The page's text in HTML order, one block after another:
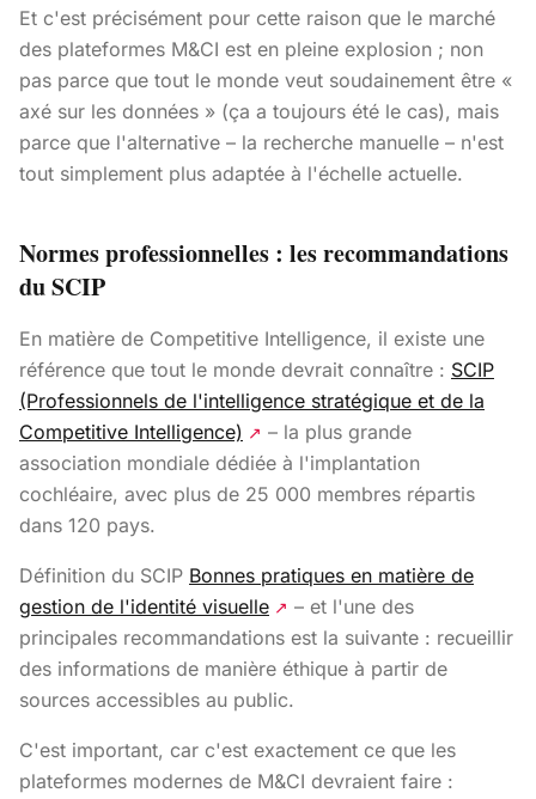
Et c'est précisément pour cette raison que le marché
des plateformes M&CI est en pleine explosion ; non
pas parce que tout le monde veut soudainement être «
axé sur les données » (ça a toujours été le cas), mais
parce que l'alternative – la recherche manuelle – n'est
tout simplement plus adaptée à l'échelle actuelle.
Normes professionnelles : les recommandations
du SCIP
En matière de Competitive Intelligence, il existe une
référence que tout le monde devrait connaître : SCIP
(Professionnels de l'intelligence stratégique et de la
Competitive Intelligence) ↗ – la plus grande
association mondiale dédiée à l'implantation
cochléaire, avec plus de 25 000 membres répartis
dans 120 pays.
Définition du SCIP Bonnes pratiques en matière de
gestion de l'identité visuelle ↗ – et l'une des
principales recommandations est la suivante : recueillir
des informations de manière éthique à partir de
sources accessibles au public.
C'est important, car c'est exactement ce que les
plateformes modernes de M&CI devraient faire :